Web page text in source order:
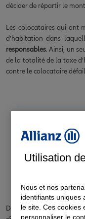
décider de répartir le
Les colocataires qui ont
d’habitation dans
responsables. Ainsi, un
de la totalité de la taxe
contre le colocataire
taxe
Depuis le 1er janvier
Utilisation
Nous et nos
identifiants uniques
le site. Ces cookies
personnaliser le